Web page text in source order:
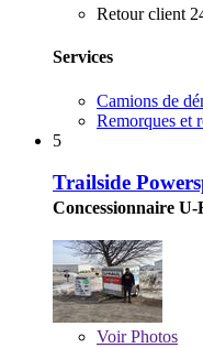
Retour client
Services
Camions de
Remorques et
5
Trailside
Concessionnaire
VoirPhotos